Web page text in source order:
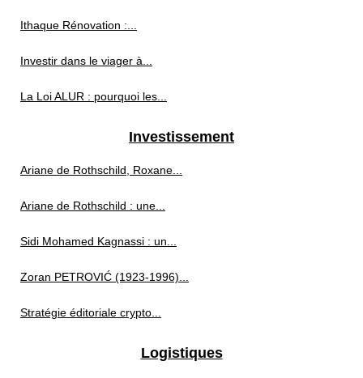
Ithaque Rénovation :...
Investir dans le viager à...
La Loi ALUR : pourquoi les...
Investissement
Ariane de Rothschild, Roxane...
Ariane de Rothschild : une...
Sidi Mohamed Kagnassi : un...
Zoran PETROVIĆ (1923‑1996)...
Stratégie éditoriale crypto...
Logistiques